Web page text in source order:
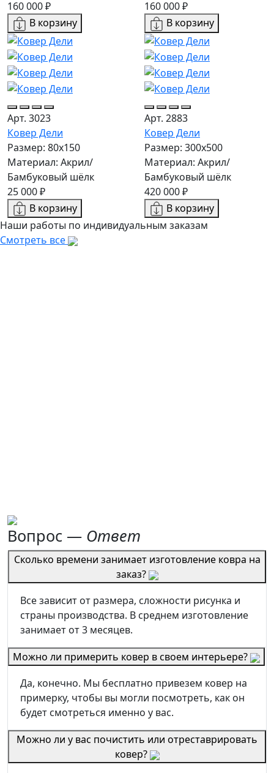
160 000 ₽
В корзину
160 000 ₽
В корзину
Арт. 3023
Ковер Дели
Размер: 80x150
Материал: Акрил/
Бамбуковый шёлк
25 000 ₽
В корзину
Арт. 2883
Ковер Дели
Размер: 300х500
Материал: Акрил/
Бамбуковый шёлк
420 000 ₽
В корзину
Наши работы по индивидуальным заказам
Смотреть все
Вопрос — Ответ
Сколько времени занимает изготовление ковра на
заказ?
Все зависит от размера, сложности рисунка и
страны производства. В среднем изготовление
занимает от 3 месяцев.
Можно ли примерить ковер в своем интерьере?
Да, конечно. Мы бесплатно привезем ковер на
примерку, чтобы вы могли посмотреть, как он
будет смотреться именно у вас.
Можно ли у вас почистить или отреставрировать
ковер?